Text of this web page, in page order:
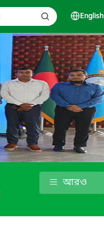
English
আরও